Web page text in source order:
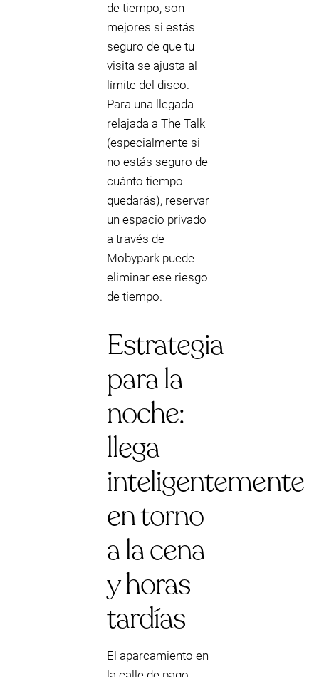
de tiempo, son
mejores si estás
seguro de que tu
visita se ajusta al
límite del disco.
Para una llegada
relajada a The Talk
(especialmente si
no estás seguro de
cuánto tiempo
quedarás), reservar
un espacio privado
a través de
Mobypark puede
eliminar ese riesgo
de tiempo.
Estrategia
para la
noche:
llega
inteligentemente
en torno
a la cena
y horas
tardías
El aparcamiento en